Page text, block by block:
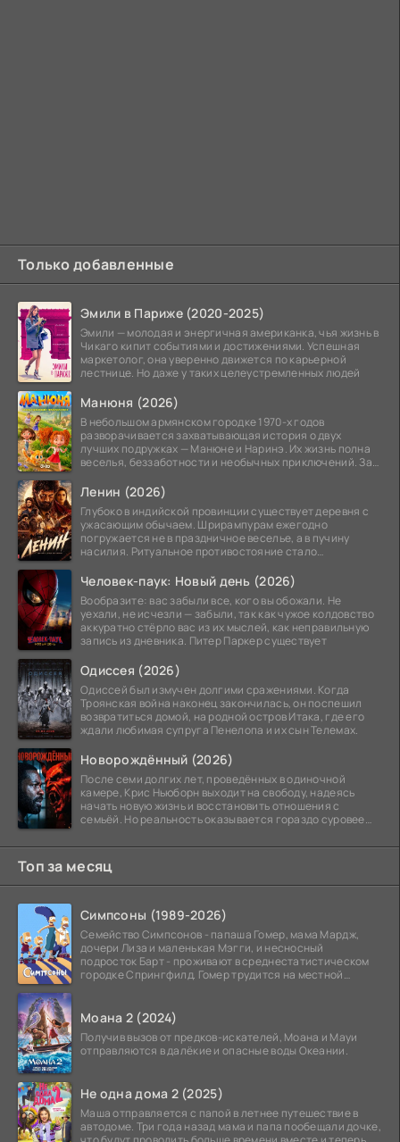
Только добавленные
Эмили в Париже (2020-2025)
Эмили — молодая и энергичная американка, чья жизнь в
Чикаго кипит событиями и достижениями. Успешная
маркетолог, она уверенно движется по карьерной
лестнице. Но даже у таких целеустремленных людей
Манюня (2026)
В небольшом армянском городке 1970-х годов
разворачивается захватывающая история о двух
лучших подружках — Манюне и Наринэ. Их жизнь полна
веселья, беззаботности и необычных приключений. За
Ленин (2026)
Глубоко в индийской провинции существует деревня с
ужасающим обычаем. Шрирампурам ежегодно
погружается не в праздничное веселье, а в пучину
насилия. Ритуальное противостояние стало
Человек-паук: Новый день (2026)
Вообразите: вас забыли все, кого вы обожали. Не
уехали, не исчезли — забыли, так как чужое колдовство
аккуратно стёрло вас из их мыслей, как неправильную
запись из дневника. Питер Паркер существует
Одиссея (2026)
Одиссей был измучен долгими сражениями. Когда
Троянская война наконец закончилась, он поспешил
возвратиться домой, на родной остров Итака, где его
ждали любимая супруга Пенелопа и их сын Телемах.
Новорождённый (2026)
После семи долгих лет, проведённых в одиночной
камере, Крис Ньюборн выходит на свободу, надеясь
начать новую жизнь и восстановить отношения с
семьёй. Но реальность оказывается гораздо суровее
Топ за месяц
Симпсоны (1989-2026)
Семейство Симпсонов - папаша Гомер, мама Мардж,
дочери Лиза и маленькая Мэгги, и несносный
подросток Барт - проживают в среднестатистическом
городке Спрингфилд. Гомер трудится на местной
Моана 2 (2024)
Получив вызов от предков-искателей, Моана и Мауи
отправляются в далёкие и опасные воды Океании.
Не одна дома 2 (2025)
Маша отправляется с папой в летнее путешествие в
автодоме. Три года назад мама и папа пообещали дочке,